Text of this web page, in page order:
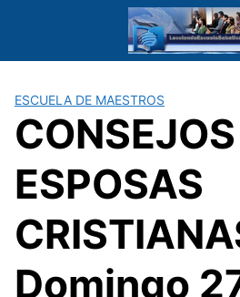
ESCUELA DE MAESTROS
ESPOSAS
Domingo